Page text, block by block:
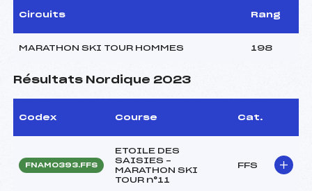
Circuits Rang
MARATHON SKI TOUR HOMMES 198
Résultats Nordique 2023
Codex Course Cat.
FNAM0393.FFS
ETOILE DES
SAISIES –
MARATHON SKI
TOUR n°11
FFS